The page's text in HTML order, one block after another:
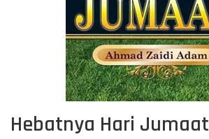
Hebatnya Hari Jumaat